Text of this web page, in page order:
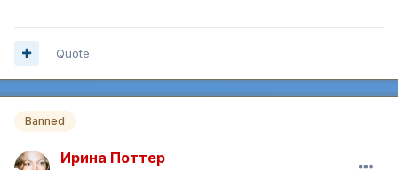
Quote
Banned
Ирина Поттер